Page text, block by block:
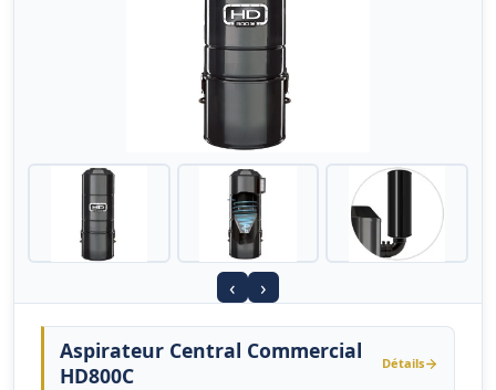
‹ ›
Aspirateur Central Commercial
HD800C
Détails